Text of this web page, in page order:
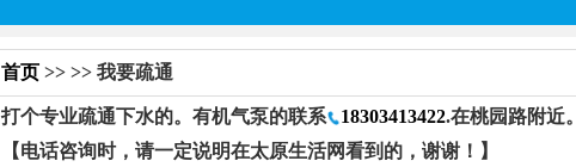
首页 >> >> 我要疏通
打个专业疏通下水的。有机气泵的联系 18303413422.在桃园路附近。
【电话咨询时，请一定说明在太原生活网看到的，谢谢！】